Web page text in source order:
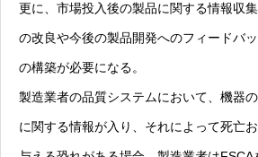
更に、市場投入後の製品に関する情報収
の改良や今後の製品開発へのフィードバ
の構築が必要になる。
製造業者の品質システムにおいて、機器
に関する情報が入り、それによって死亡